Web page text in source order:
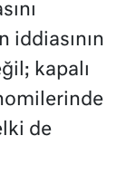
iddiasının
kapalı
de